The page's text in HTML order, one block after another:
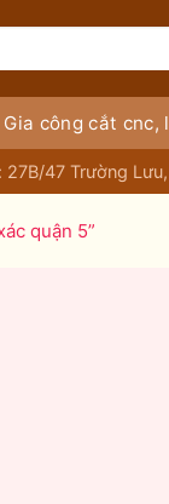
Gia công cắt cnc,
27B/47 Trường
quận 5”